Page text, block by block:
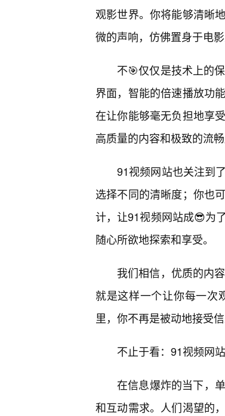
观影世界。你将能够清晰
微的声响，仿佛置身于电
不🎯仅仅是技术上的
界面，智能的倍速播放功
在让你能够毫无负担地享
高质量的内容和极致的流
91视频网站也关注到
选择不同的清晰度；你也
计，让91视频网站成😎为
随心所欲地探索和享受。
我们相信，优质的内
就是这样一个让你每一次
里，你不再是被动地接受
不止于看：91视频网
在信息爆炸的当下，
和互动需求。人们渴望的